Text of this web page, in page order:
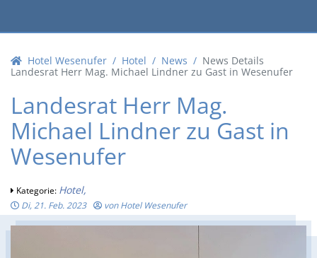
Hotel Wesenufer Hotel News
News Details
Landesrat Herr Mag. Michael Lindner zu Gast in Wesenufer
Landesrat Herr Mag.
Michael Lindner zu Gast in
Wesenufer
Kategorie: Hotel,
Di, 21. Feb. 2023 von Hotel Wesenufer